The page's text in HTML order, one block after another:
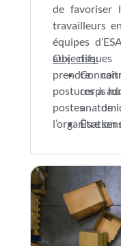
de favoriser
travailleurs
équipes
aux risques
prendre
postures à
postes de
de réaliser
préservant
Objectifs:
corps
Être
quotidien.
règles